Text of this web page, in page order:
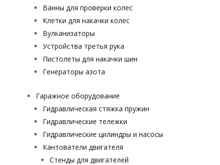
Ванны для проверки колес
Клетки для накачки колес
Вулканизаторы
Устройства третья рука
Пистолеты для накачки шин
Генераторы азота
Гаражное оборудование
Гидравлическая стяжка пружин
Гидравлические тележки
Гидравлические цилиндры и насосы
Кантователи двигателя
Стенды для двигателей